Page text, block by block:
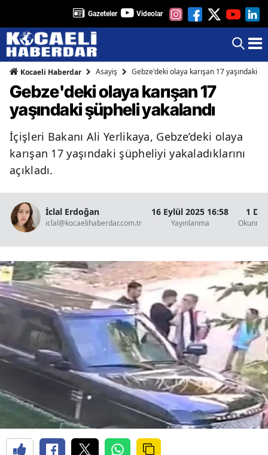
Gazeteler Videolar
Kocaeli Haberdar Asayiş Gebze'deki olaya karışan 17 yaşındaki
Gebze'deki olaya karışan 17
yaşındaki şüpheli yakalandı
İçişleri Bakanı Ali Yerlikaya, Gebze’deki olaya
karışan 17 yaşındaki şüpheliyi yakaladıklarını
açıkladı.
İclal Erdoğan
iclal@kocaelihaberdar.com.tr
16 Eylül 2025 16:58
Yayınlanma
1
Okunma